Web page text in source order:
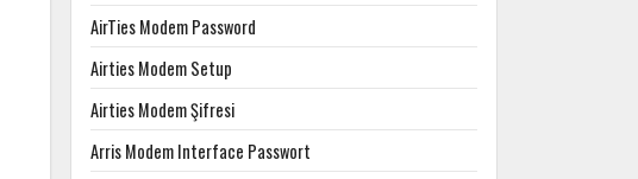
AirTies Modem Password
Airties Modem Setup
Airties Modem Şifresi
Arris Modem Interface Passwort